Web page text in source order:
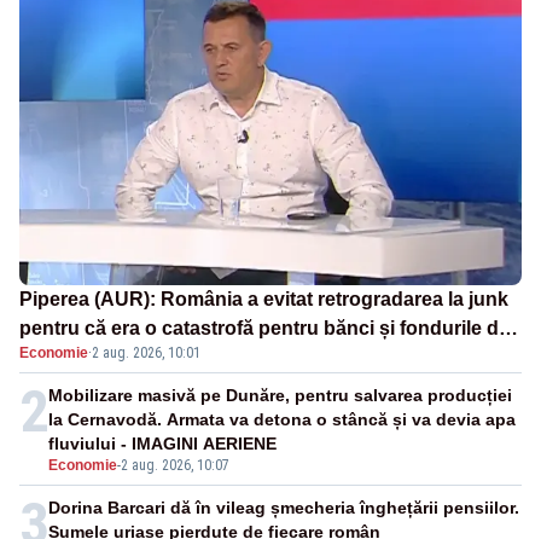
Piperea (AUR): România a evitat retrogradarea la junk
pentru că era o catastrofă pentru bănci și fondurile de
pensii
Economie·2 aug. 2026, 10:01
2
Economie-2 aug. 2026, 10:07
Mobilizare masivă pe Dunăre, pentru salvarea producției
la Cernavodă. Armata va detona o stâncă și va devia apa
fluviului - IMAGINI AERIENE
3Dorina Barcari dă în vileag șmecheria înghețării pensiilor.
Sumele uriașe pierdute de fiecare român